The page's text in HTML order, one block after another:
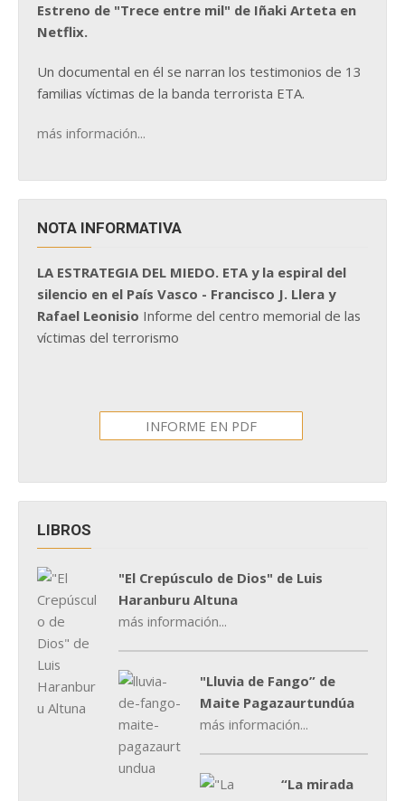
Estreno de "Trece entre mil" de Iñaki Arteta en
Netflix.
Un documental en él se narran los testimonios de 13
familias víctimas de la banda terrorista ETA.
más información...
NOTA INFORMATIVA
LA ESTRATEGIA DEL MIEDO. ETA y la espiral del
silencio en el País Vasco - Francisco J. Llera y
Rafael Leonisio Informe del centro memorial de las
víctimas del terrorismo
INFORME EN PDF
LIBROS
"El Crepúsculo de Dios" de Luis
Haranburu Altuna
más información...
"Lluvia de Fango” de
Maite Pagazaurtundúa
más información...
“La mirada